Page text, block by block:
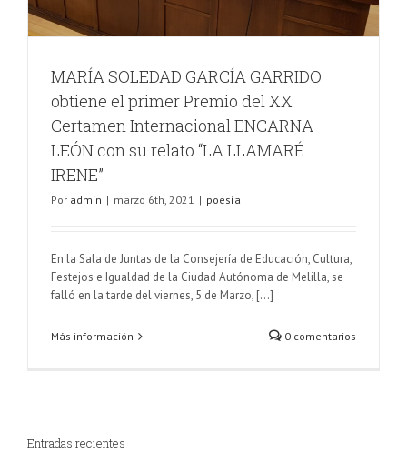
MARÍA SOLEDAD GARCÍA GARRIDO
obtiene el primer Premio del XX
Certamen Internacional ENCARNA
LEÓN con su relato “LA LLAMARÉ
IRENE”
Por admin | marzo 6th, 2021 | poesía
En la Sala de Juntas de la Consejería de Educación, Cultura,
Festejos e Igualdad de la Ciudad Autónoma de Melilla, se
falló en la tarde del viernes, 5 de Marzo, [...]
Más información 0 comentarios
Entradas recientes